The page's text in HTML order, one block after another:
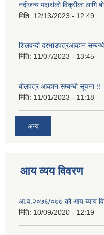
नदीजन्य पदार्थको विक्रीका
मिति: 12/13/2023 - 12:49
शिलवन्दी दरभाउपत्रआव्हान
मिति: 11/07/2023 - 13:45
बोलपत्र आव्हान सम्बन्धी सूचना !!
मिति: 11/01/2023 - 11:18
अन्य
आय व्यय विवरण
आ.व.२०७६/०७७ को आय ब्याय
मिति: 10/09/2020 - 12:19